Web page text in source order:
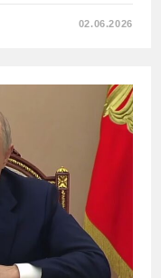
02.06.2026